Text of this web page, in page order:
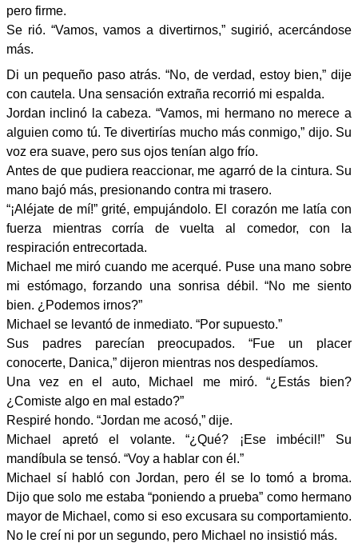
pero firme.
Se rió. “Vamos, vamos a divertirnos,” sugirió, acercándose
más.
Di un pequeño paso atrás. “No, de verdad, estoy bien,” dije
con cautela. Una sensación extraña recorrió mi espalda.
Jordan inclinó la cabeza. “Vamos, mi hermano no merece a
alguien como tú. Te divertirías mucho más conmigo,” dijo. Su
voz era suave, pero sus ojos tenían algo frío.
Antes de que pudiera reaccionar, me agarró de la cintura. Su
mano bajó más, presionando contra mi trasero.
“¡Aléjate de mí!” grité, empujándolo. El corazón me latía con
fuerza mientras corría de vuelta al comedor, con la
respiración entrecortada.
Michael me miró cuando me acerqué. Puse una mano sobre
mi estómago, forzando una sonrisa débil. “No me siento
bien. ¿Podemos irnos?”
Michael se levantó de inmediato. “Por supuesto.”
Sus padres parecían preocupados. “Fue un placer
conocerte, Danica,” dijeron mientras nos despedíamos.
Una vez en el auto, Michael me miró. “¿Estás bien?
¿Comiste algo en mal estado?”
Respiré hondo. “Jordan me acosó,” dije.
Michael apretó el volante. “¿Qué? ¡Ese imbécil!” Su
mandíbula se tensó. “Voy a hablar con él.”
Michael sí habló con Jordan, pero él se lo tomó a broma.
Dijo que solo me estaba “poniendo a prueba” como hermano
mayor de Michael, como si eso excusara su comportamiento.
No le creí ni por un segundo, pero Michael no insistió más.